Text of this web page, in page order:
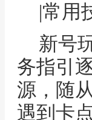
|常用
新号
务指引
源，随
遇到卡